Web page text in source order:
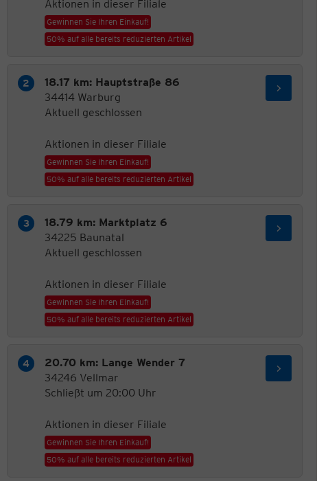
Aktionen in dieser Filiale
Gewinnen Sie Ihren Einkauf!
50% auf alle bereits reduzierten Artikel
18.17 km: Hauptstraße 86
34414 Warburg
Aktuell geschlossen
Aktionen in dieser Filiale
Gewinnen Sie Ihren Einkauf!
50% auf alle bereits reduzierten Artikel
18.79 km: Marktplatz 6
34225 Baunatal
Aktuell geschlossen
Aktionen in dieser Filiale
Gewinnen Sie Ihren Einkauf!
50% auf alle bereits reduzierten Artikel
20.70 km: Lange Wender 7
34246 Vellmar
Schließt um 20:00 Uhr
Aktionen in dieser Filiale
Gewinnen Sie Ihren Einkauf!
50% auf alle bereits reduzierten Artikel